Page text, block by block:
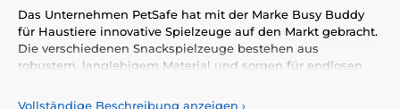
Das Unternehmen PetSafe hat mit der Marke Busy Buddy
für Haustiere innovative Spielzeuge auf den Markt gebracht.
Die verschiedenen Snackspielzeuge bestehen aus
robustem, langlebigem Material und sorgen für endlosen
Vollständige Beschreibung anzeigen ›